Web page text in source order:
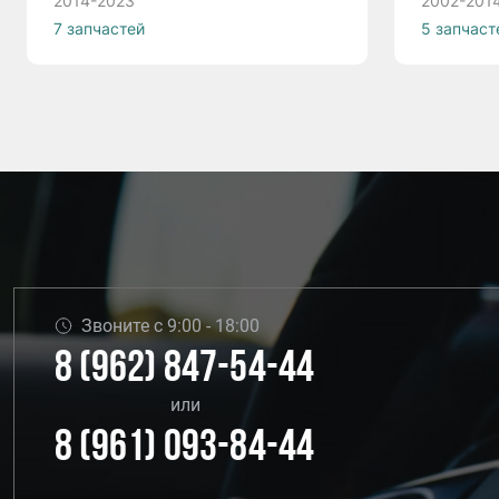
7 запчастей
5
Звоните с 9:00 - 18:00
8 (962) 847-54-44
или
8 (961) 093-84-44